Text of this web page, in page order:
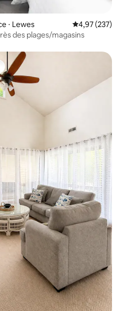
⋅ Lewes Évaluation
4,97 (237)
des plages/magasins